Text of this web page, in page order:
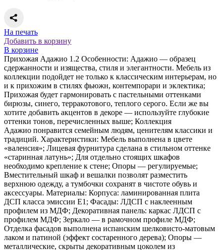
На печать
Добавить в корзину
В корзине
Прихожая Адажио 1.2 Особенности: Адажио — образец
сдержанности и изящества, стиля и элегантности. Мебель из
коллекции подойдет не только к классическим интерьерам, но
и к прихожим в стилях фьюжн, контемпорари и эклектика;
Прихожая будет гармонировать с пастельными оттенками
бирюзы, синего, терракотового, теплого серого. Если же вы
хотите добавить акцентов в декоре — используйте глубокие
оттенки тонов, перечисленных выше; Коллекция
Адажио понравится семейным людям, ценителям классики и
традиций. Характеристики: Мебель выполнена в цвете
«валенсия»; Лицевая фурнитура сделана в стильном оттенке
«старинная латунь»; Для отдельно стоящих шкафов
необходимо крепление к стене; Опоры — регулируемые;
Вместительный шкаф и вешалки позволят разместить
верхнюю одежду, а тумбочки сохранят в чистоте обувь и
аксессуары. Материалы: Корпуса: ламинированная плита
ДСП класса эмиссии Е1; Фасады: ЛДСП с наклеенным
профилем из МДФ; Декоративная панель: каркас ЛДСП с
профилем МДФ; Зеркало — в рамочном профиле МДФ;
Отделка фасадов выполнена испанским шелковисто-матовым
лаком и патиной (эффект состаренного дерева); Опоры —
металлические, скрыты декоративным цоколем из